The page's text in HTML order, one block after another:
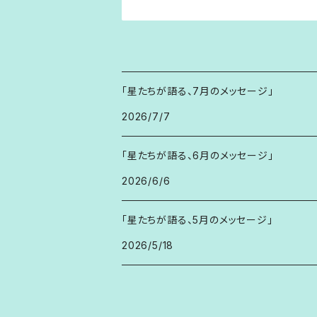
「星たちが語る、7月のメッセージ」
2026/7/7
「星たちが語る、6月のメッセージ」
2026/6/6
「星たちが語る、5月のメッセージ」
2026/5/18